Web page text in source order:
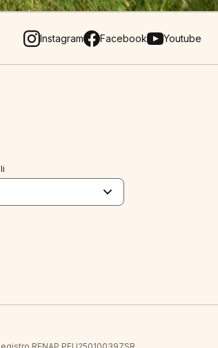
Instagram Facebook Youtube